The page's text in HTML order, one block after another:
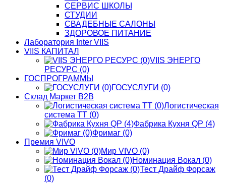
СЕРВИС ШКОЛЫ
СТУДИИ
СВАДЕБНЫЕ САЛОНЫ
ЗДОРОВОЕ ПИТАНИЕ
Лаборатория Inter VIIS
VIIS КАПИТАЛ
VIIS ЭНЕРГО
РЕСУРС (0)
ГОСПРОГРАММЫ
ГОСУСЛУГИ (0)
Склад Маркет В2В
Логистическая
система ТТ (0)
Фабрика Кухня QP (4)
Фримаг (0)
Премия VIVO
Мир VIVO (0)
Номинация Вокал (0)
Тест Драйф Форсаж
(0)